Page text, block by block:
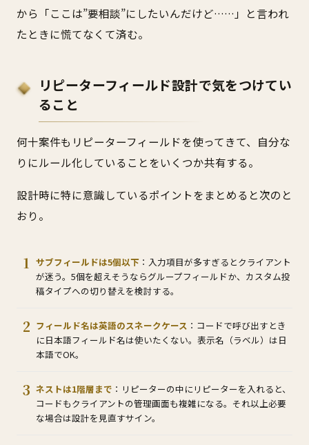
から「ここは”要相談”にしたいんだけど……」と言われ
たときに慌てなくて済む。
リピーターフィールド設計で気をつけてい
ること
何十案件もリピーターフィールドを使ってきて、自分な
りにルール化していることをいくつか共有する。
設計時に特に意識しているポイントをまとめると次のと
おり。
サブフィールドは5個以下 ：入力項目が多すぎるとクライアント
が迷う。5個を超えそうならグループフィールドか、カスタム投
稿タイプへの切り替えを検討する。
フィールド名は英語のスネークケース ：コードで呼び出すとき
に日本語フィールド名は使いたくない。表示名（ラベル）は日
本語でOK。
ネストは1階層まで ：リピーターの中にリピーターを入れると、
コードもクライアントの管理画面も複雑になる。それ以上必要
な場合は設計を見直すサイン。